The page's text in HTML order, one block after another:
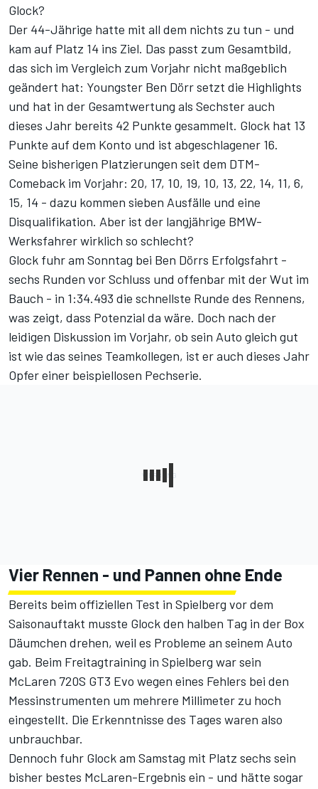
Glock?
Der 44-Jährige hatte mit all dem nichts zu tun - und
kam auf Platz 14 ins Ziel. Das passt zum Gesamtbild,
das sich im Vergleich zum Vorjahr nicht maßgeblich
geändert hat: Youngster Ben Dörr setzt die Highlights
und hat in der Gesamtwertung als Sechster auch
dieses Jahr bereits 42 Punkte gesammelt. Glock hat 13
Punkte auf dem Konto und ist abgeschlagener 16.
Seine bisherigen Platzierungen seit dem DTM-
Comeback im Vorjahr: 20, 17, 10, 19, 10, 13, 22, 14, 11, 6,
15, 14 - dazu kommen sieben Ausfälle und eine
Disqualifikation. Aber ist der langjährige BMW-
Werksfahrer wirklich so schlecht?
Glock fuhr am Sonntag bei Ben Dörrs Erfolgsfahrt -
sechs Runden vor Schluss und offenbar mit der Wut im
Bauch - in 1:34.493 die schnellste Runde des Rennens,
was zeigt, dass Potenzial da wäre. Doch nach der
leidigen Diskussion im Vorjahr, ob sein Auto gleich gut
ist wie das seines Teamkollegen, ist er auch dieses Jahr
Opfer einer beispiellosen Pechserie.
Vier Rennen - und Pannen ohne Ende
Bereits beim offiziellen Test in Spielberg vor dem
Saisonauftakt musste Glock den halben Tag in der Box
Däumchen drehen, weil es Probleme an seinem Auto
gab. Beim Freitagtraining in Spielberg war sein
McLaren 720S GT3 Evo wegen eines Fehlers bei den
Messinstrumenten um mehrere Millimeter zu hoch
eingestellt. Die Erkenntnisse des Tages waren also
unbrauchbar.
Dennoch fuhr Glock am Samstag mit Platz sechs sein
bisher bestes McLaren-Ergebnis ein - und hätte sogar